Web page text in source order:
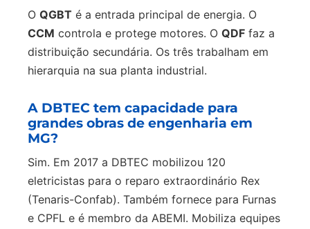
O QGBT é a entrada principal de energia. O
CCM controla e protege motores. O QDF faz a
distribuição secundária. Os três trabalham em
hierarquia na sua planta industrial.
A DBTEC tem capacidade para
grandes obras de engenharia em
MG?
Sim. Em 2017 a DBTEC mobilizou 120
eletricistas para o reparo extraordinário Rex
(Tenaris-Confab). Também fornece para Furnas
e CPFL e é membro da ABEMI. Mobiliza equipes